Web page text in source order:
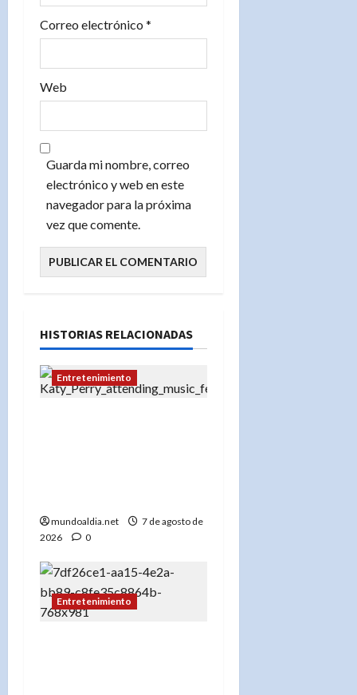
a
Correo electrónico *
Web
Guarda mi nombre, correo
electrónico y web en este
navegador para la próxima
vez que comente.
HISTORIAS RELACIONADAS
Entretenimiento
mundoaldia.net
7 de agosto de
2026
0
Entretenimiento